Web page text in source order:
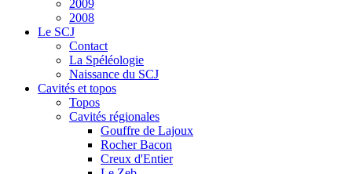
2009
2008
Le SCJ
Contact
La Spéléologie
Naissance du SCJ
Cavités et topos
Topos
Cavités régionales
Gouffre de Lajoux
Rocher Bacon
Creux d'Entier